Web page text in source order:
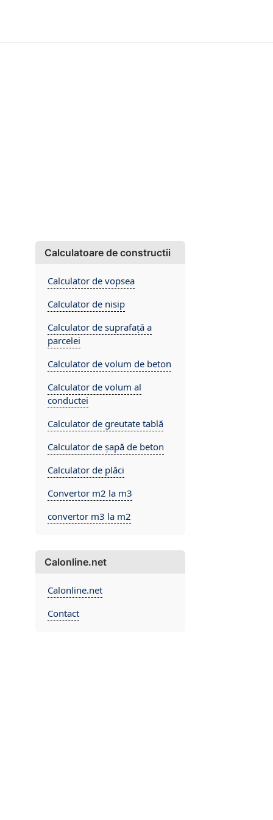
Calculatoare de constructii
Calculator de vopsea
Calculator de nisip
Calculator de suprafață a
parcelei
Calculator de volum de beton
Calculator de volum al
conductei
Calculator de greutate tablă
Calculator de șapă de beton
Calculator de plăci
Convertor m2 la m3
convertor m3 la m2
Calonline.net
Calonline.net
Contact